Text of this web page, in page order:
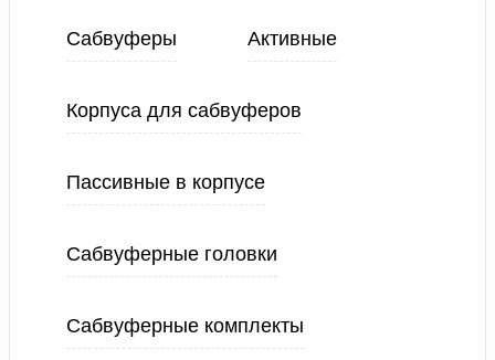
Сабвуферы Активные
Корпуса для сабвуферов
Пассивные в корпусе
Сабвуферные головки
Сабвуферные комплекты